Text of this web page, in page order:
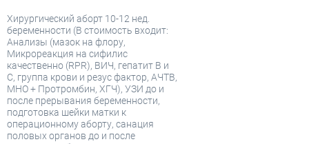
Хирургический аборт 10-12 нед.
беременности (В стоимость входит:
Анализы (мазок на флору,
Микрореакция на сифилис
качественно (RPR), ВИЧ, гепатит В и
С, группа крови и резус фактор, АЧТВ,
МНО + Протромбин, ХГЧ), УЗИ до и
после прерывания беременности,
подготовка шейки матки к
операционному аборту, санация
половых органов до и после